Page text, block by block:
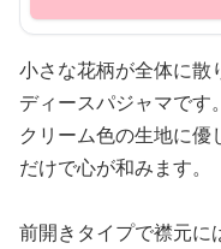
小さな花柄が全体に散
ディースパジャマです。
クリーム色の生地に優
だけで心が和みます。
前開きタイプで襟元に